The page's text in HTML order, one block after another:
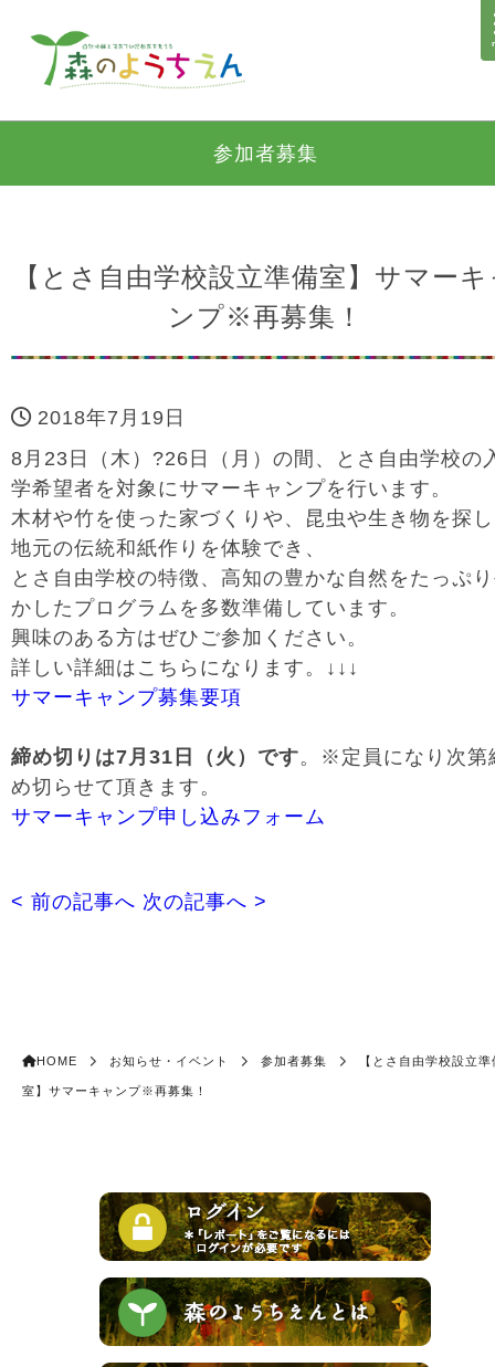
参加者募集
【とさ自由学校設立準備室】サマー
ンプ※再募集！
2018年7月19日
8月23日（木）?26日（月）の間、とさ自由学校の
学希望者を対象にサマーキャンプを行います。
木材や竹を使った家づくりや、昆虫や生き物を探
地元の伝統和紙作りを体験でき、
とさ自由学校の特徴、高知の豊かな自然をたっぷ
かしたプログラムを多数準備しています。
興味のある方はぜひご参加ください。
詳しい詳細はこちらになります。↓↓↓
サマーキャンプ募集要項
締め切りは7月31日（火）です。※定員になり次第
め切らせて頂きます。
サマーキャンプ申し込みフォーム
< 前の記事へ 次の記事へ >
HOME お知らせ・イベント 参加者募集 【とさ自由学校設立準
室】サマーキャンプ※再募集！